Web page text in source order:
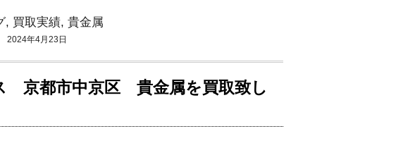
, 買取実績, 貴金属
2024年4月23日
京都市中京区 貴金属を買取致し